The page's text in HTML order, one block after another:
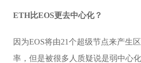
ETH比EOS更去中心化？
因为EOS将由21个超级节点来产生
率，但是被很多人质疑说是弱中心